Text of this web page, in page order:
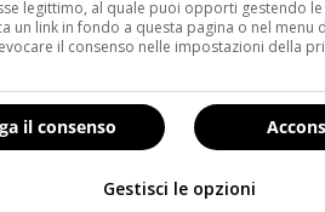
legittimo, al quale puoi opporti gestendo
un link in fondo a questa pagina o nel menu
il consenso nelle impostazioni della
il consenso
Gestisci le opzioni